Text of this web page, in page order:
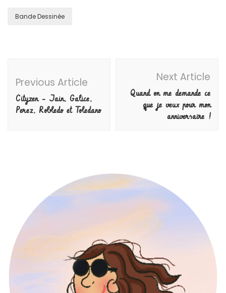
Bande Dessinée
Navigation
Previous Article
Cityzen – Jain, Galice,
Perez, Robledo et Toledano
Next Article
Quand on me demande ce
que je veux pour mon
anniversaire !